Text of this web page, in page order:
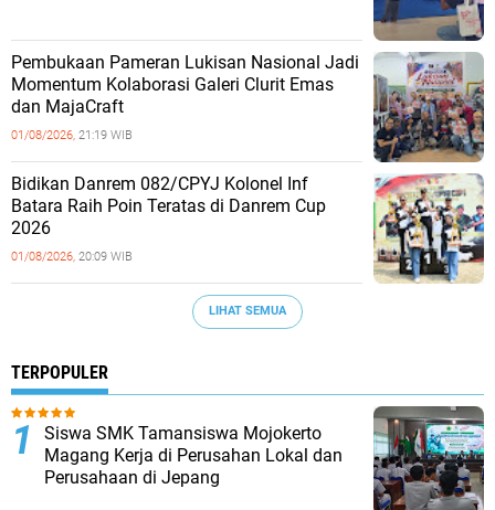
Pembukaan Pameran Lukisan Nasional Jadi
Momentum Kolaborasi Galeri Clurit Emas
dan MajaCraft
01/08/2026, 21:19 WIB
Bidikan Danrem 082/CPYJ Kolonel Inf
Batara Raih Poin Teratas di Danrem Cup
2026
01/08/2026, 20:09 WIB
LIHAT SEMUA
TERPOPULER
Siswa SMK Tamansiswa Mojokerto
Magang Kerja di Perusahan Lokal dan
Perusahaan di Jepang